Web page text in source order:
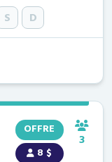
S D
OFFRE
8 $
3